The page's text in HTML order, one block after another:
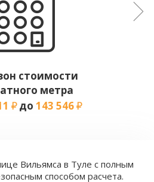
стоимости
метра
до 143 546
Вильямса в Туле с полным
способом расчета.